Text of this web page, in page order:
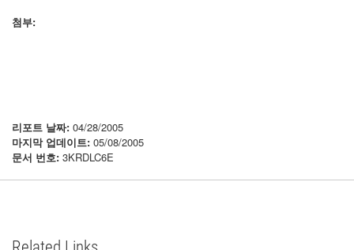
첨부:
리포트 날짜: 04/28/2005
마지막 업데이트: 05/08/2005
문서 번호: 3KRDLC6E